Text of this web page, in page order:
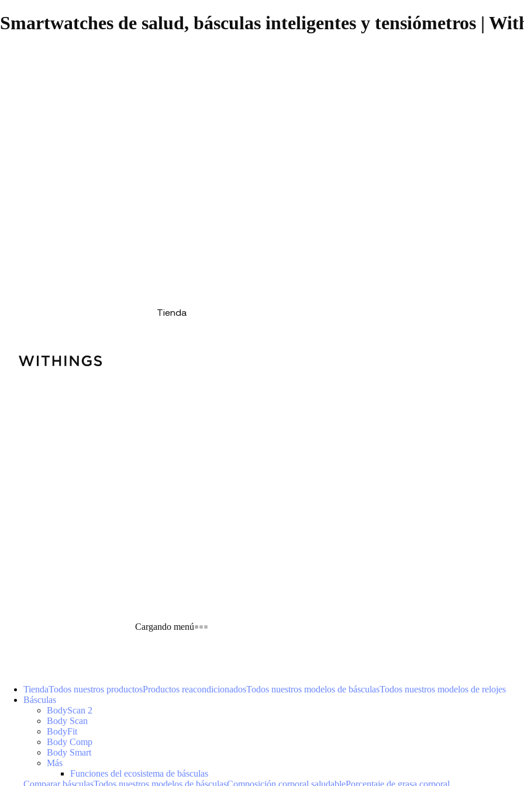
Smartwatches de salud, básculas inteligentes y tensiómetros |
Tienda
Cargando menú
TiendaTodos nuestros productosProductos reacondicionadosTodos nuestros modelos de básculasTodos nuestros modelos de relojes
Básculas
BodyScan 2
Body Scan
BodyFit
Body Comp
Body Smart
Más
Funciones del ecosistema de básculas
Comparar básculasTodos nuestros modelos de básculasComposición corporal saludablePorcentaje de grasa corporal